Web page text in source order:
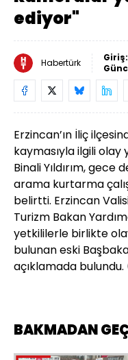
ediyor"
Habertürk Giriş:
Erzincan’ın İliç
kaymasıyla ilgili
Binali Yıldırım,
arama kurtarma
belirtti. Erzincan
Turizm Bakan
yetkililerle birlikte
bulunan eski
açıklamada bulundu.
BAKMADAN